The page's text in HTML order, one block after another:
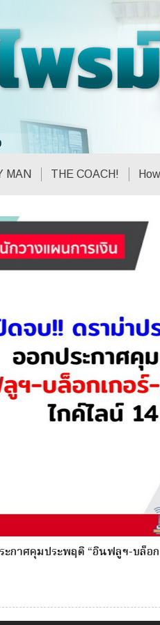
MAN THE COACH!
ที่ ทรัพยากรบุคคลกองทุนประกั